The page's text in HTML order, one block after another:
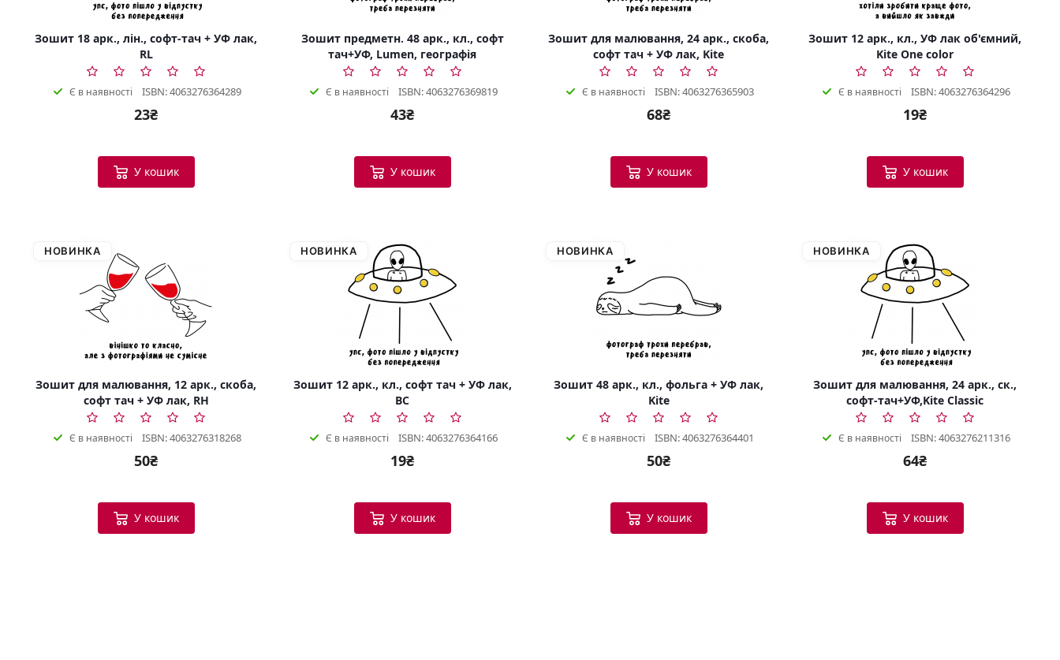
Зошит 18 арк., лін., софт-тач + УФ лак,
RL
Є в наявності ISBN: 4063276364289
23₴
У кошик
Зошит предметн. 48 арк., кл., софт
тач+УФ, Lumen, географія
Є в наявності ISBN: 4063276369819
43₴
У кошик
Зошит для малювання, 24 арк., скоба,
софт тач + УФ лак, Kite
Є в наявності ISBN: 4063276365903
68₴
У кошик
Зошит 12 арк., кл., УФ лак об'ємний,
Kite One color
Є в наявності ISBN: 4063276364296
19₴
У кошик
НОВИНКА
Зошит для малювання, 12 арк., скоба,
софт тач + УФ лак, RH
Є в наявності ISBN: 4063276318268
50₴
У кошик
НОВИНКА
Зошит 12 арк., кл., софт тач + УФ лак,
BC
Є в наявності ISBN: 4063276364166
19₴
У кошик
НОВИНКА
Зошит 48 арк., кл., фольга + УФ лак,
Kite
Є в наявності ISBN: 4063276364401
50₴
У кошик
НОВИНКА
Зошит для малювання, 24 арк., ск.,
софт-тач+УФ,Kite Classic
Є в наявності ISBN: 4063276211316
64₴
У кошик